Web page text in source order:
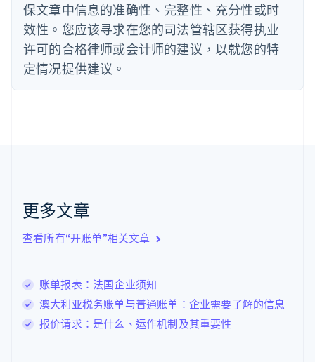
保文章中信息的准确性、完整性、充分性或时
效性。您应该寻求在您的司法管辖区获得执业
许可的合格律师或会计师的建议，以就您的特
定情况提供建议。
更多文章
查看所有“开账单”相关文章
账单报表：法国企业须知
澳大利亚税务账单与普通账单：企业需要了解的信息
报价请求：是什么、运作机制及其重要性
法国
Français English
芬兰
English Svenska
荷兰
立陶宛
列支敦士登
FrançaisDeutschEnglish
罗马尼亚
English
马尔他